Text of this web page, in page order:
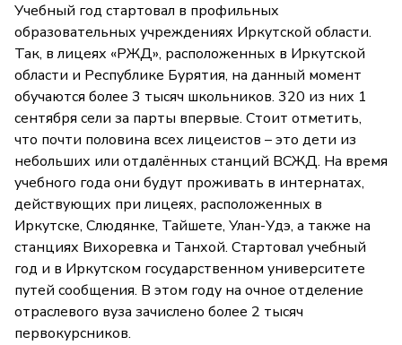
Учебный год стартовал в профильных
образовательных учреждениях Иркутской области.
Так, в лицеях «РЖД», расположенных в Иркутской
области и Республике Бурятия, на данный момент
обучаются более 3 тысяч школьников. 320 из них 1
сентября сели за парты впервые. Стоит отметить,
что почти половина всех лицеистов – это дети из
небольших или отдалённых станций ВСЖД. На время
учебного года они будут проживать в интернатах,
действующих при лицеях, расположенных в
Иркутске, Слюдянке, Тайшете, Улан-Удэ, а также на
станциях Вихоревка и Танхой. Стартовал учебный
год и в Иркутском государственном университете
путей сообщения. В этом году на очное отделение
отраслевого вуза зачислено более 2 тысяч
первокурсников.